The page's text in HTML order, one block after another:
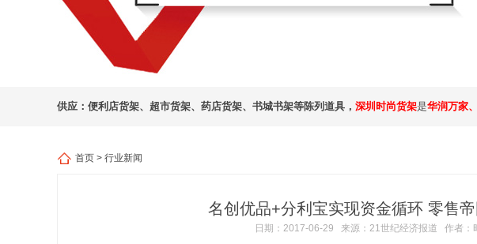
供应： 便利店货架、 超市货架、 药店货架、 书城书架等陈列道具， 深圳时尚货架是华润万家
首页 > 行业新闻
名创优品+分利宝实现资金循环 零售
日期：2017-06-29 来源：21世纪经济报道 作者：